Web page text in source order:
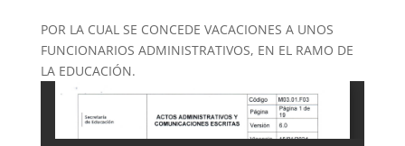
POR LA CUAL SE CONCEDE VACACIONES A UNOS
FUNCIONARIOS ADMINISTRATIVOS, EN EL RAMO DE
LA EDUCACIÓN.